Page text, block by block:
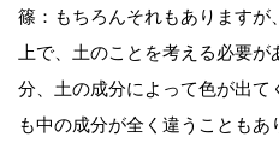
篠：もちろんそれもありますが
上で、土のことを考える必要
分、土の成分によって色が出
も中の成分が全く違うこともあ